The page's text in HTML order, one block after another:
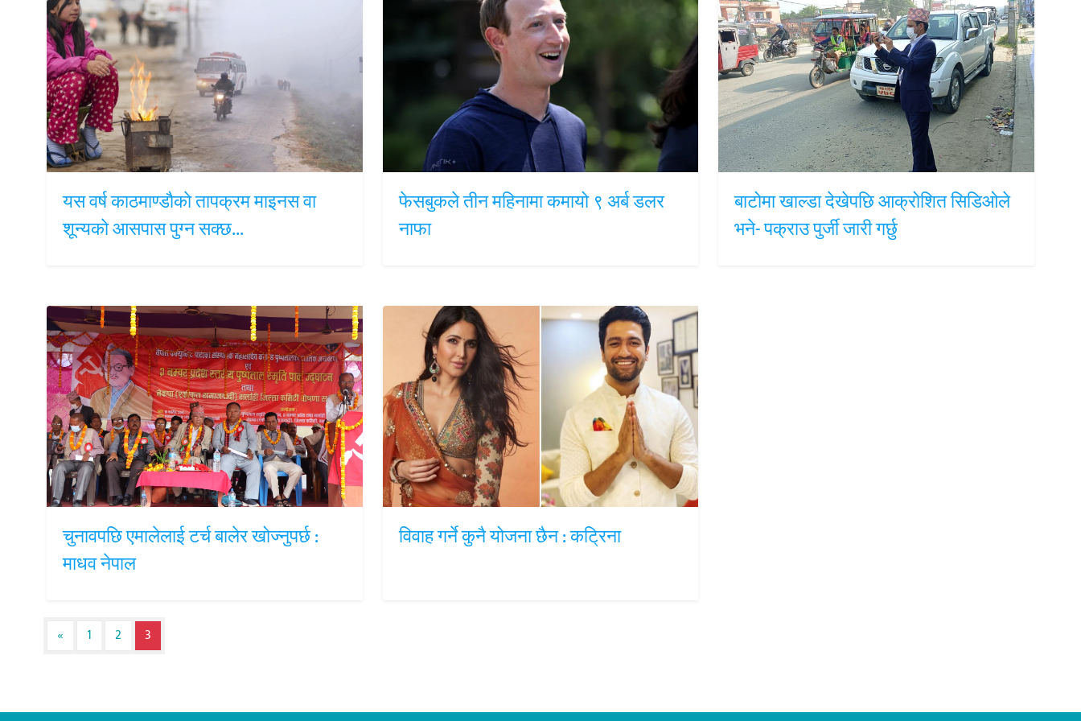
यस वर्ष काठमाण्डाैकाे तापक्रम माइनस वा
शून्यकाे आसपास पुग्न सक्छ…
फेसबुकले तीन महिनामा कमायो ९ अर्ब डलर
नाफा
बाटोमा खाल्डा देखेपछि आक्रोशित सिडिओले
भने- पक्राउ पुर्जी जारी गर्छु
चुनावपछि एमालेलाई टर्च बालेर खोज्नुपर्छ :
माधव नेपाल
विवाह गर्ने कुनै योजना छैन : कट्रिना
Posts navigation
« 1 2 3